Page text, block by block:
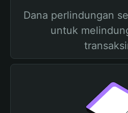
Dana perlindungan
untuk